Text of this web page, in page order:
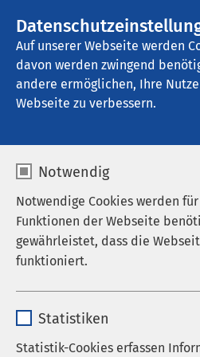
Auf unserer Webseite werden
davon werden zwingend
andere ermöglichen, Ihre
Webseite zu verbessern.
Notwendig
Notwendige Cookies werden
Funktionen der Webseite
gewährleistet, dass die
funktioniert.
Anbieter sgalinski
Statistiken
Statistik-Cookies erfassen
Startseite der AMEOS Gruppe
Unternehmensblog